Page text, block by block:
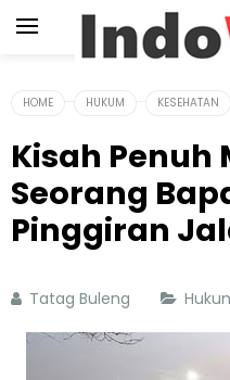
HOME HUKUM KESEHATAN
Kisah Penuh
Seorang
Pinggiran
Tatag Buleng